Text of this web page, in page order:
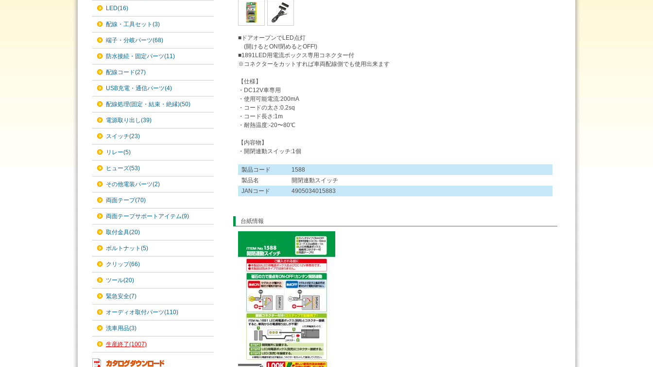
LED(16)
配線・工具セット(3)
端子・分岐パーツ(68)
防水接続・固定パーツ(11)
配線コード(27)
USB充電・通信パーツ(4)
配線処理(固定・結束・絶縁)(50)
電源取り出し(39)
スイッチ(23)
リレー(5)
ヒューズ(53)
その他電装パーツ(2)
両面テープ(70)
両面テープサポートアイテム(9)
取付金具(20)
ボルトナット(5)
クリップ(66)
ツール(20)
緊急安全(7)
オーディオ取付パーツ(110)
洗車用品(3)
生産終了(1007)
■ドアオープンでLED点灯
(開けるとON!閉めるとOFF!)
■1891LED用電流ボックス専用コネクター付
※コネクターをカットすれば車両配線側でも使用出来ます
【仕様】
・DC12V車専用
・使用可能電流:200mA
・コードの太さ:0.2sq
・コード長さ:1m
・耐熱温度:-20〜80℃
【内容物】
・開閉連動スイッチ:1個
製品コード
1588
製品名
開閉連動スイッチ
JANコード
4905034015883
台紙情報